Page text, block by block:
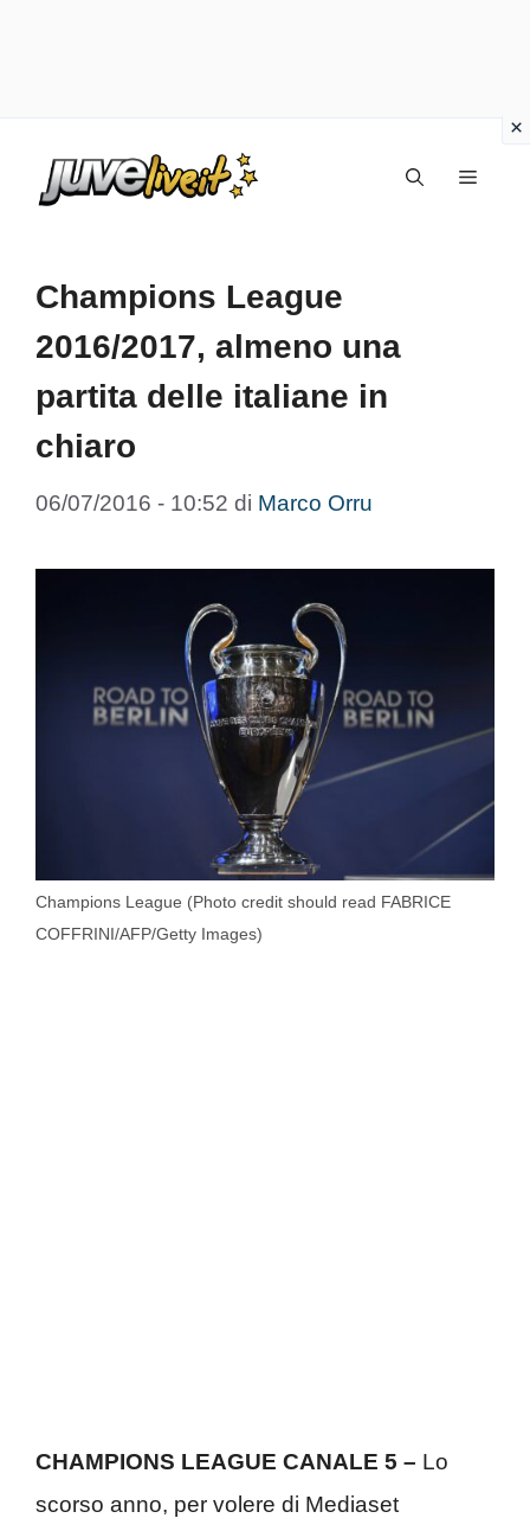
Menu
Champions League
2016/2017, almeno una
partita delle italiane in
chiaro
06/07/2016 - 10:52 di Marco Orru
Champions League (Photo credit should read FABRICE
COFFRINI/AFP/Getty Images)
CHAMPIONS LEAGUE CANALE 5 – Lo
scorso anno, per volere di Mediaset